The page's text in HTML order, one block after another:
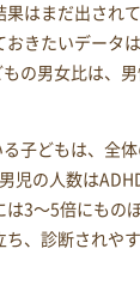
はまだ出されて
きたいデータ
の男女比は、
子どもは、全
児の人数は
3～5倍にもの
、診断されや